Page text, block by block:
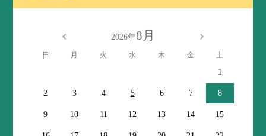
2026年8月
日 月 火 水 木 金 土
1
2 3 4 5 6 7 8
9 10 11 12 13 14 15